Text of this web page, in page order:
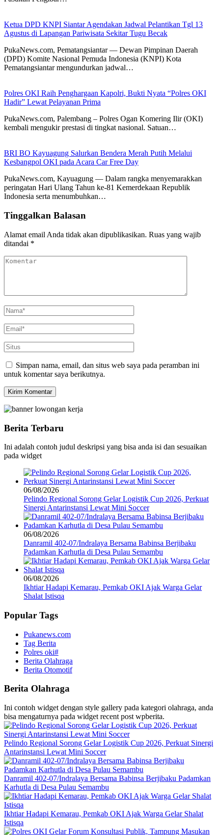
Ketua DPD KNPI Siantar Agendakan Jadwal Pelantikan Tgl 13
Agustus di Lapangan Pariwisata Sekitar Tugu Becak
PukaNews.com, Pematangsiantar — Dewan Pimpinan Daerah
(DPD) Komite Nasional Pemuda Indonesia (KNPI) Kota
Pematangsiantar mengundurkan jadwal…
Polres OKI Raih Penghargaan Kapolri, Bukti Nyata “Polres OKI
Hadir” Lewat Pelayanan Prima
PukaNews.com, Palembang – Polres Ogan Komering Ilir (OKI)
kembali mengukir prestasi di tingkat nasional. Satuan…
BRI BO Kayuagung Salurkan Bendera Merah Putih Melalui
Kesbangpol OKI pada Acara Car Free Day
PukaNews.com, Kayuagung — Dalam rangka menyemarakkan
peringatan Hari Ulang Tahun ke-81 Kemerdekaan Republik
Indonesia serta menumbuhkan…
Tinggalkan Balasan
Alamat email Anda tidak akan dipublikasikan. Ruas yang wajib
ditandai *
Simpan nama, email, dan situs web saya pada peramban ini
untuk komentar saya berikutnya.
Berita Terbaru
Ini adalah contoh judul deskripsi yang bisa anda isi dan sesuaikan
pada widget
06/08/2026
Pelindo Regional Sorong Gelar Logistik Cup 2026, Perkuat
Sinergi Antarinstansi Lewat Mini Soccer
06/08/2026
Danramil 402-07/Indralaya Bersama Babinsa Berjibaku
Padamkan Karhutla di Desa Pulau Semambu
06/08/2026
Ikhtiar Hadapi Kemarau, Pemkab OKI Ajak Warga Gelar
Shalat Istisqa
Popular Tags
Pukanews.com
Tag Berita
Polres oki#
Berita Olahraga
Berita Otomotif
Berita Olahraga
Ini contoh widget dengan style gallery pada kategori olahraga, anda
bisa mengaturnya pada widget recent post wpberita.
Pelindo Regional Sorong Gelar Logistik Cup 2026, Perkuat Sinergi
Antarinstansi Lewat Mini Soccer
Danramil 402-07/Indralaya Bersama Babinsa Berjibaku Padamkan
Karhutla di Desa Pulau Semambu
Ikhtiar Hadapi Kemarau, Pemkab OKI Ajak Warga Gelar Shalat
Istisqa